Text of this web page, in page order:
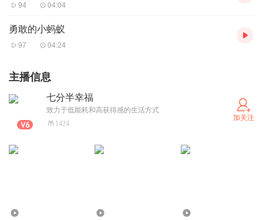
暖。在拇指姑娘的照料下，燕子逐渐康复。冬天过去，春天来临，
娘，谢谢你救了我，如果你有一天需要帮助，就呼唤我。”
时，她想起了燕子的话，于是轻声呼唤。奇迹发生了，燕子从窗外
飞了进来，它用嘴叼起拇指姑娘，带着她飞向了远方。
它们飞过高山，越过河流，最后来到了一个美丽的国度。这里四季
如春，漫山遍野都是盛开的鲜花。燕子将拇指姑娘放在一朵最大最
善良和勇敢所吸引，而拇指姑娘也被花王子的温柔和风度打动。在
持善良和勇敢，心中怀揣希望，就一定能迎来美好的结局。
94 04:04
勇敢的小蚂蚁
97 04:24
主播信息
七分半幸福
致力于低能耗和高获得感的生活方式
1424
加关注